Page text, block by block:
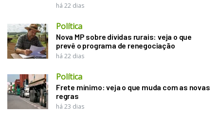
há 22 dias
Política
Nova MP sobre dívidas rurais: veja o que
prevê o programa de renegociação
há 22 dias
Política
Frete mínimo: veja o que muda com as novas
regras
há 23 dias